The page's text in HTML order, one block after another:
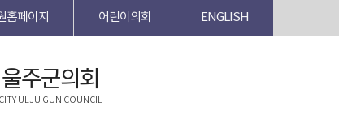
홈페이지 어린이의회 ENGLISH
주군의회
ULJU GUN COUNCIL